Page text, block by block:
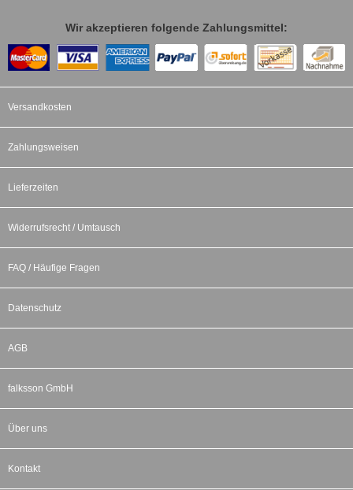
Wir akzeptieren folgende Zahlungsmittel:
Versandkosten
Zahlungsweisen
Lieferzeiten
Widerrufsrecht / Umtausch
FAQ / Häufige Fragen
Datenschutz
AGB
falksson GmbH
Über uns
Kontakt